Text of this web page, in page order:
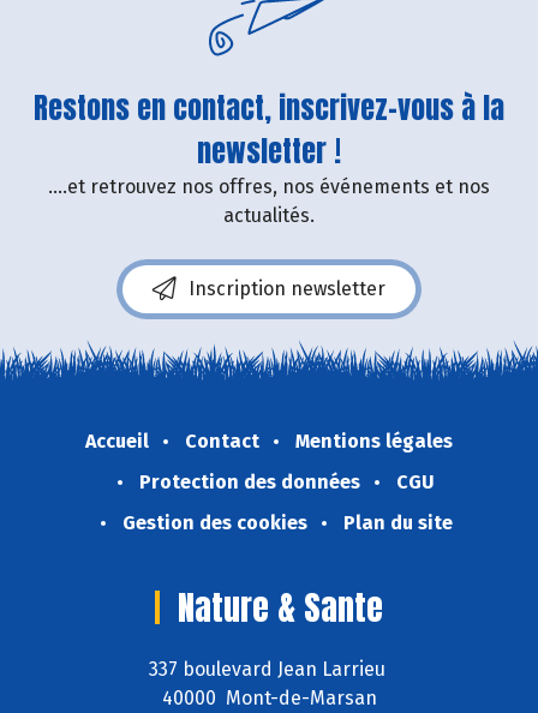
Restons en contact, inscrivez-vous à la
newsletter !
....et retrouvez nos offres, nos événements et nos
actualités.
Inscription newsletter
Accueil Contact
Mentions légales
Protection des données
CGU
Gestion des cookies
Plan du site
Nature & Sante
337 boulevard Jean Larrieu
40000 Mont-de-Marsan